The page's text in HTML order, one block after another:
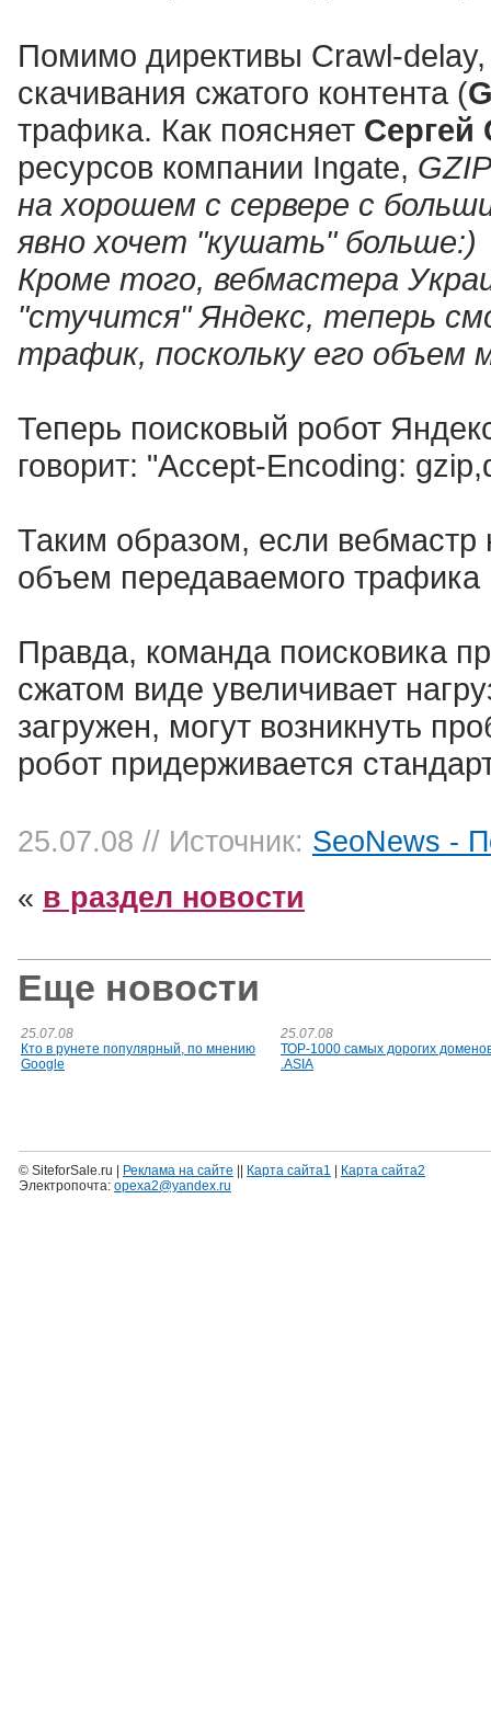
Помимо директивы Crawl-
скачивания сжатого контента (
трафика. Как поясняет Сергей
ресурсов компании Ingate, GZIP
на хорошем с сервере с
явно хочет "кушать" больше:)
Кроме того, вебмастера
"стучится" Яндекс, теперь
трафик, поскольку его
Теперь поисковый робот
говорит: "Accept-Encoding:
Таким образом, если вебмастр
объем передаваемого
Правда, команда поисковика
сжатом виде увеличивает
загружен, могут возникнуть
робот придерживается
25.07.08 // Источник: SeoNews -
« в раздел новости
Еще новости
25.07.08
Кто в рунете популярный, по мнению
Google
25.07.08
ТОР-1000 самых дорогих
.ASIA
© SiteforSale.ru | Реклама на сайте Карта сайта1
Карта сайта2
Электропочта: opexa2@yandex.ru